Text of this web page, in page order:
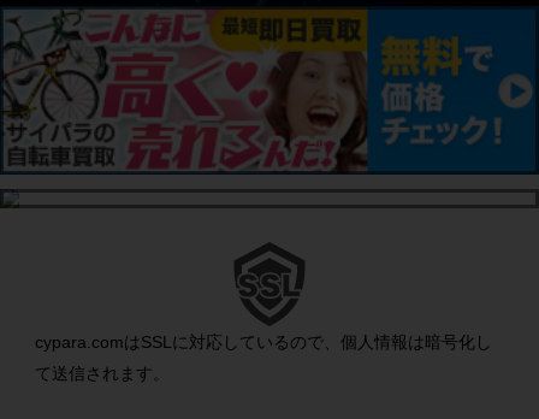
cypara.comはSSLに対応しているので、個人情報は暗号化し
て送信されます。